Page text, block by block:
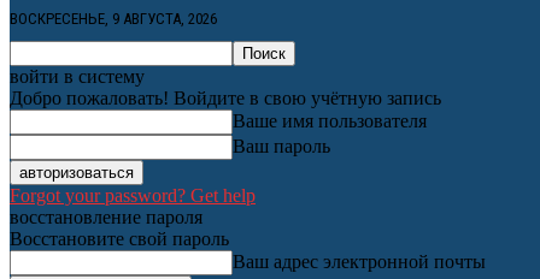
ВОСКРЕСЕНЬЕ, 9 АВГУСТА, 2026
войти в систему
Добро пожаловать! Войдите в свою учётную запись
Ваше имя пользователя
Ваш пароль
Forgot your password? Get help
восстановление пароля
Восстановите свой пароль
Ваш адрес электронной почты